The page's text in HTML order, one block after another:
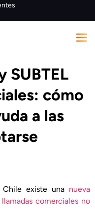
SUBTEL
cómo
a las
Chile existe una nueva
comerciales no